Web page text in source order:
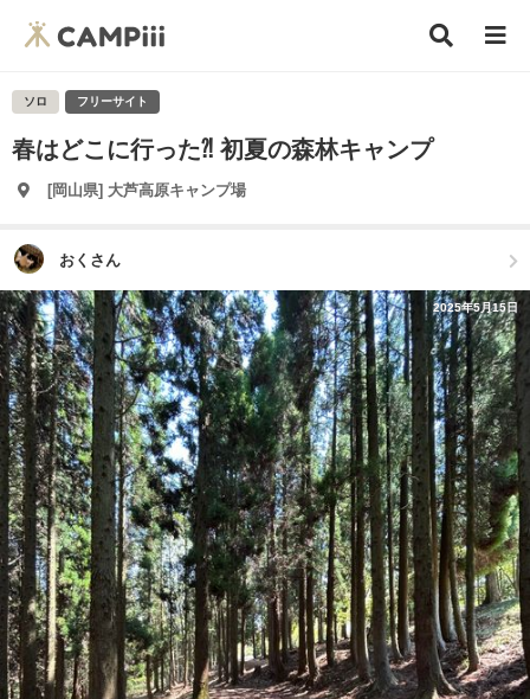
ソロ フリーサイト
春はどこに行った⁈ 初夏の森林キャンプ
[岡山県] 大芦高原キャンプ場
おくさん
2025年5月15日